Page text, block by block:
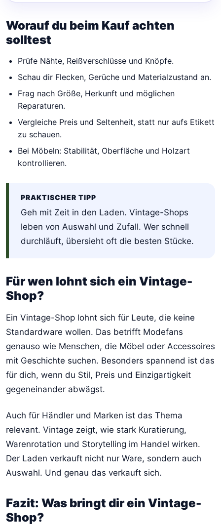
Worauf du beim Kauf achten
solltest
Prüfe Nähte, Reißverschlüsse und Knöpfe.
Schau dir Flecken, Gerüche und Materialzustand an.
Frag nach Größe, Herkunft und möglichen
Reparaturen.
Vergleiche Preis und Seltenheit, statt nur aufs Etikett
zu schauen.
Bei Möbeln: Stabilität, Oberfläche und Holzart
kontrollieren.
PRAKTISCHER TIPP
Geh mit Zeit in den Laden. Vintage-Shops
leben von Auswahl und Zufall. Wer schnell
durchläuft, übersieht oft die besten Stücke.
Für wen lohnt sich ein Vintage-
Shop?
Ein Vintage-Shop lohnt sich für Leute, die keine
Standardware wollen. Das betrifft Modefans
genauso wie Menschen, die Möbel oder Accessoires
mit Geschichte suchen. Besonders spannend ist das
für dich, wenn du Stil, Preis und Einzigartigkeit
gegeneinander abwägst.
Auch für Händler und Marken ist das Thema
relevant. Vintage zeigt, wie stark Kuratierung,
Warenrotation und Storytelling im Handel wirken.
Der Laden verkauft nicht nur Ware, sondern auch
Auswahl. Und genau das verkauft sich.
Fazit: Was bringt dir ein Vintage-
Shop?